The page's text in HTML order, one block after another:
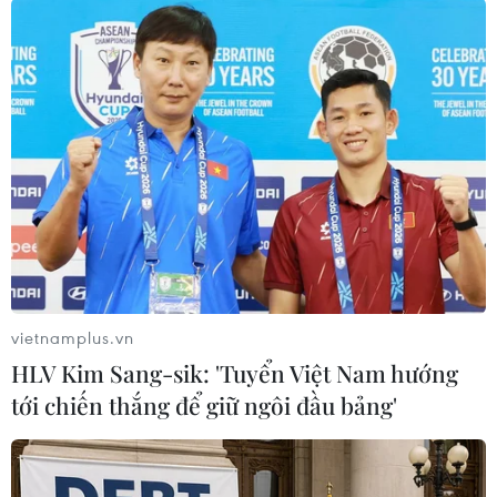
Ông còn nhấn mạnh tất cả đều trong "tầm
ngắm" và không có bí mật. Bức thư này được
gửi vào ngày 19/7, chỉ ít ngày sau cuộc điện đàm
giữa Tổng thống Trump và Tổng thống
Zelenskiy.
Tuy nhiên, ông thừa nhận chưa từng nghe Tổng
thống Trump nói rằng việc viện trợ quân sự cho
Ukraine cũng được đưa ra làm điều kiện cho
cuộc điều tra trên./.
(TTXVN/Vietnam+)
vietnamplus.vn
HLV Kim Sang-sik: 'Tuyển Việt Nam hướng
tới chiến thắng để giữ ngôi đầu bảng'